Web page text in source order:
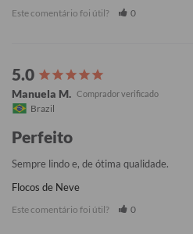
Este comentário foi útil? 0
Manuela M.
Brazil
Perfeito
Sempre lindo e, de ótima qualidade.
Flocos de Neve
Este comentário foi útil? 0